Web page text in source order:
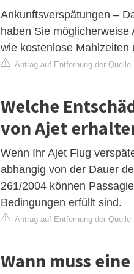
Ankunftsverspätungen –
haben Sie
wie kostenlose Mahlzeiten
Antrag auf Entfernung der Quelle
Welche
von Ajet
Wenn Ihr Ajet Flug
abhängig von der Dauer
261/2004 können
Bedingungen erfüllt sind.
Antrag auf Entfernung der Quelle
Wann muss